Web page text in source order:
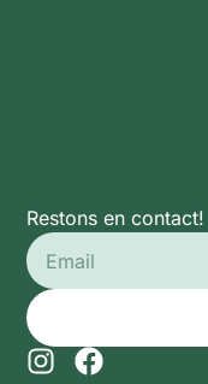
Restons en contact!